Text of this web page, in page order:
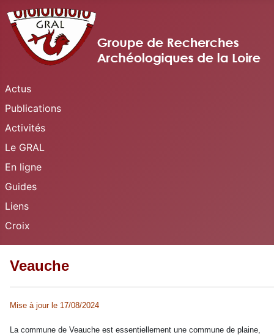
Actus
Publications
Activités
Le GRAL
En ligne
Guides
Liens
Croix
Veauche
Mise à jour le 17/08/2024
La commune de Veauche est essentiellement une commune de plaine,